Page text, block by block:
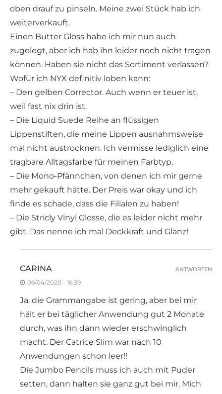
oben drauf zu pinseln. Meine zwei Stück hab ich
weiterverkauft.
Einen Butter Gloss habe ich mir nun auch
zugelegt, aber ich hab ihn leider noch nicht tragen
können. Haben sie nicht das Sortiment verlassen?
Wofür ich NYX definitiv loben kann:
– Den gelben Corrector. Auch wenn er teuer ist,
weil fast nix drin ist.
– Die Liquid Suede Reihe an flüssigen
Lippenstiften, die meine Lippen ausnahmsweise
mal nicht austrocknen. Ich vermisse lediglich eine
tragbare Alltagsfarbe für meinen Farbtyp.
– Die Mono-Pfännchen, von denen ich mir gerne
mehr gekauft hätte. Der Preis war okay und ich
finde es schade, dass die Filialen zu haben!
– Die Stricly Vinyl Glosse, die es leider nicht mehr
gibt. Das nenne ich mal Deckkraft und Glanz!
CARINA
06/04/2020 - 16:39
Ja, die Grammangabe ist gering, aber bei mir
hält er bei täglicher Anwendung gut 2 Monate
durch, was ihn dann wieder erschwinglich
macht. Der Catrice Slim war nach 10
Anwendungen schon leer!!
Die Jumbo Pencils muss ich auch mit Puder
setten, dann halten sie ganz gut bei mir. Mich
ANTWORTEN